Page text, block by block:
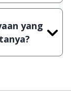
games yang
masih
manual,
& games
singkat.
yang
setiap